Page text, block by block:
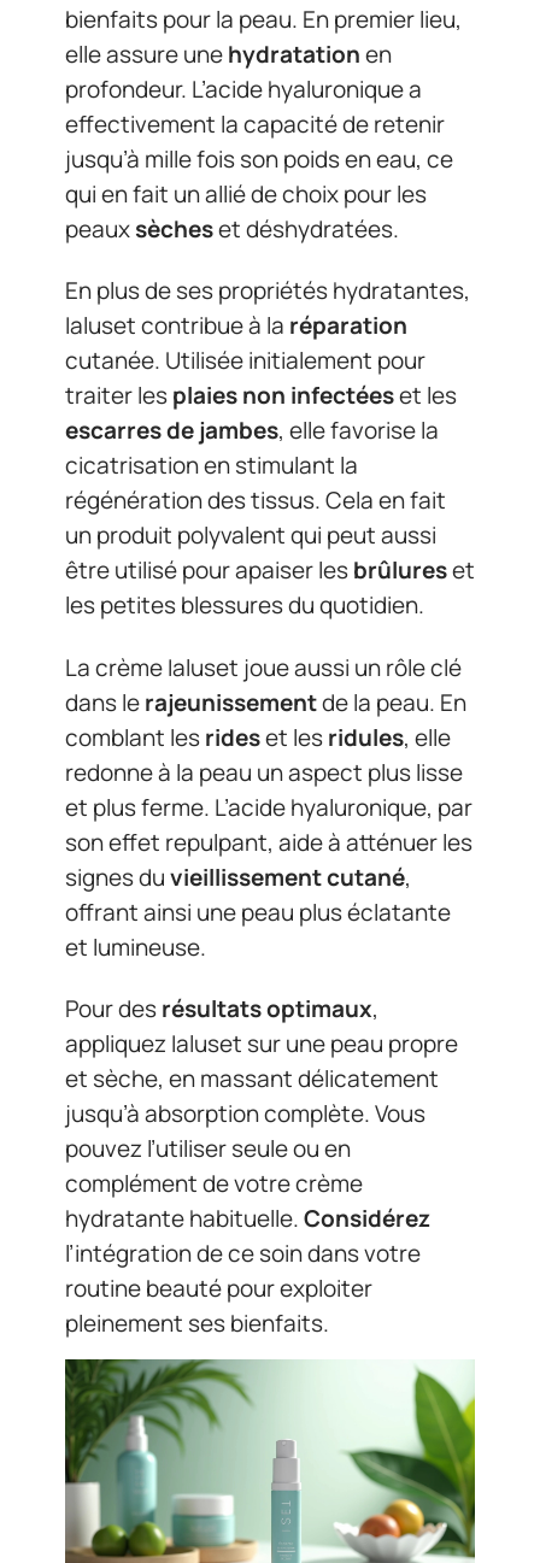
bienfaits pour la peau. En premier lieu,
elle assure unehydratationen
profondeur. L’acide hyaluronique a
effectivement la capacité de retenir
jusqu’à mille fois son poids en eau, ce
qui en fait un allié de choix pour les
peauxsècheset déshydratées.
En plus de ses propriétés hydratantes,
Ialuset contribue à la réparation
cutanée. Utilisée initialement pour
traiter lesplaies non infectéeset les
escarres de jambes, elle favorise la
cicatrisation en stimulant la
régénération des tissus. Cela en fait
un produit polyvalent qui peut aussi
être utilisé pour apaiser lesbrûlureset
les petites blessures du quotidien.
La crème Ialuset joue aussi un rôle clé
dans lerajeunissementde la peau. En
comblant lesrideset lesridules, elle
redonne à la peau un aspect plus lisse
et plus ferme. L’acide hyaluronique, par
son effet repulpant, aide à atténuer les
signes duvieillissement cutané,
offrant ainsi une peau plus éclatante
et lumineuse.
Pour desrésultats optimaux,
appliquez Ialuset sur une peau propre
et sèche, en massant délicatement
jusqu’à absorption complète. Vous
pouvez l’utiliser seule ou en
complément de votre crème
hydratante habituelle.Considérez
l’intégration de ce soin dans votre
routine beauté pour exploiter
pleinement ses bienfaits.